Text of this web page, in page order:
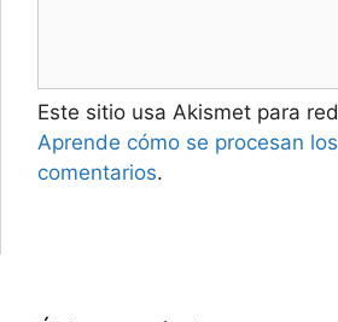
Este sitio usa Akismet para
Aprende cómo se procesan
comentarios.